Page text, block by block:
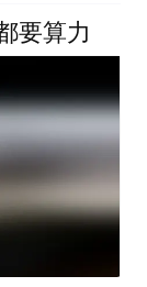
要算力